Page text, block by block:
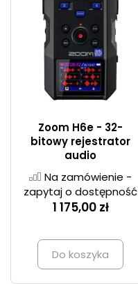
Zoom H6e - 32-
bitowy rejestrator
audio
Na zamówienie -
zapytaj o dostępność
1 175,00 zł
Do koszyka